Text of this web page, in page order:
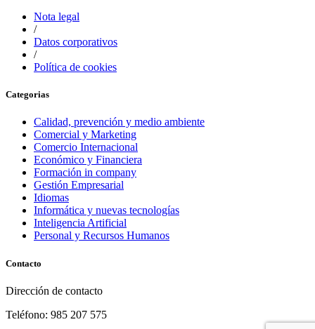
Nota legal
/
Datos corporativos
/
Política de cookies
Categorias
Calidad, prevención y medio ambiente
Comercial y Marketing
Comercio Internacional
Económico y Financiera
Formación in company
Gestión Empresarial
Idiomas
Informática y nuevas tecnologías
Inteligencia Artificial
Personal y Recursos Humanos
Contacto
Dirección de contacto
Teléfono: 985 207 575